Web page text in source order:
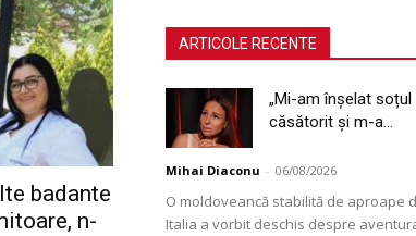
badante
n-
ARTICOLE RECENTE
„Mi-am înșelat
căsătorit și m-a...
Mihai Diaconu - 06/08/2026
O moldoveancă stabilită de aproape
Italia a vorbit deschis despre